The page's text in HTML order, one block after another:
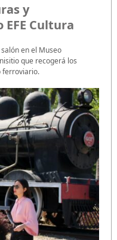
y
Cultura
en el Museo
que recogerá los
ferroviario.